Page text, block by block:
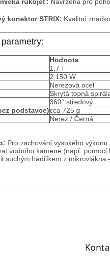
konektor STRIX: Kvalitní
Hodnota
1,7 l
2 150 W
Nerezová ocel
Skrytá topná
360° středový
podstavce)cca 725 g
Nerez / Černá
Pro zachování vysokého
vodního kamene (např.
suchým hadříkem z mikrovlákna